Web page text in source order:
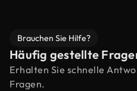
Brauchen Sie Hilfe?
Häufig gestellte
Erhalten Sie schnelle
Fragen.